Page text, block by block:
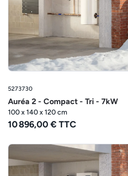
5273730
Auréa 2 - Compact - Tri - 7kW
100 x 140 x 120 cm
10 896,00 € TTC